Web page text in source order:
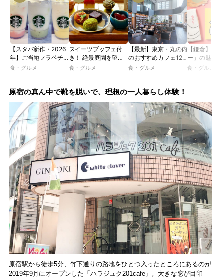
【スタバ新作・2026
年】ご当地フラペチー
ノが新登場！ 地域と
JIMOTO
PROGRAM」が青
森・群馬・沖縄で始
動。6種類を飲んで実
食レポート
食・グルメ
スイーツブッフェ付
き！ 絶景庭園を望む
ホテルレストランで味
ツトレンドVol.105】
食・グルメ
【最新】東京・丸の内
のおすすめカフェ12
選｜ひとりでゆったり
るカフェ、優雅なホテ
食・グルメ
【鎌倉】「
ー」の魅力
説！ 定番商
食・グルメ
原宿の真ん中で靴を脱いで、理想の一人暮らし体験！
原宿駅から徒歩5分、竹下通りの路地をひとつ入ったところにあるのが
2019年9月にオープンした「ハラジュク201cafe」。大きな窓が目印